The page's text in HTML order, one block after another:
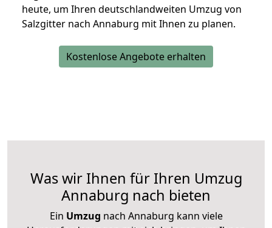
heute, um Ihren deutschlandweiten Umzug von
Salzgitter nach Annaburg mit Ihnen zu planen.
Kostenlose Angebote erhalten
Was wir Ihnen für Ihren Umzug
Annaburg nach bieten
Ein Umzug nach Annaburg kann viele